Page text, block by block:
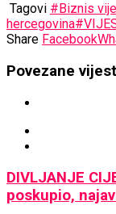
Tagovi #Biznis
hercegovina
Share Facebook
Povezane
DIVLJANJE
poskupio,